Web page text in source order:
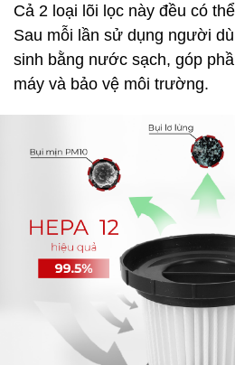
Cả 2 loại lõi lọc này đều có
Sau mỗi lần sử dụng người
sinh bằng nước sạch, góp
máy và bảo vệ môi trường.